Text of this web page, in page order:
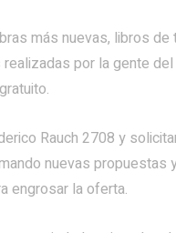
más nuevas, libros
por la gente
Rauch 2708 y
nuevas
engrosar la oferta.